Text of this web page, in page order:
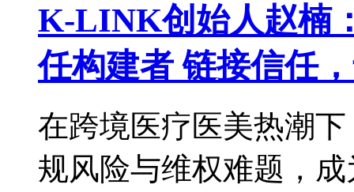
K-LINK创始人赵楠
任构建者 链接信任
在跨境医疗医美热潮
规风险与维权难题，